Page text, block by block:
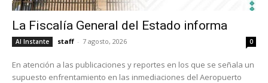
La Fiscalía General del Estado informa
Al Instante staff - 7 agosto, 2026 0
En atención a las publicaciones y reportes en los que se señala un
supuesto enfrentamiento en las inmediaciones del Aeropuerto